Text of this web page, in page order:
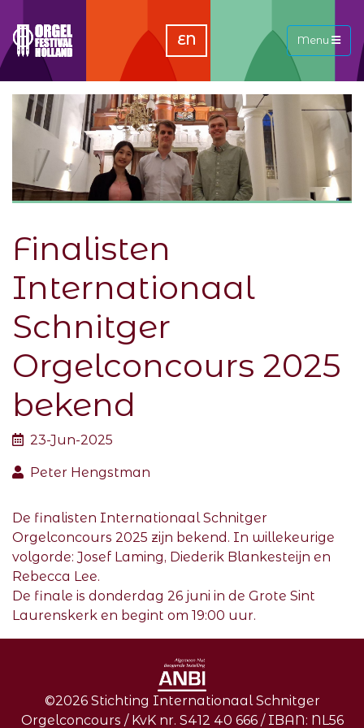
EN Menu
Finalisten
Internationaal
Schnitger
Orgelconcours 2025
bekend
23-Jun-2025
Peter Hengstman
De finalisten Internationaal Schnitger
Orgelconcours 2025 zijn bekend. In willekeurige
volgorde: Josef Laming, Diederik Blankesteijn en
Rebecca Lee.
De finale is donderdag 26 juni in de Grote Sint
Laurenskerk en begint om 19:00 uur.
©2026 Stichting Internationaal Schnitger
Orgelconcours / KvK nr. S412 40 666 / IBAN: NL56